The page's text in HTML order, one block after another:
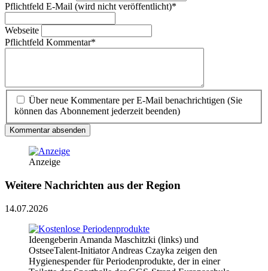
Pflichtfeld E-Mail (wird nicht veröffentlicht)*
Webseite
Pflichtfeld Kommentar*
Über neue Kommentare per E-Mail benachrichtigen (Sie
können das Abonnement jederzeit beenden)
Kommentar absenden
Anzeige
Weitere Nachrichten aus der Region
14.07.2026
Ideengeberin Amanda Maschitzki (links) und
OstseeTalent-Initiator Andreas Czayka zeigen den
Hygienespender für Periodenprodukte, der in einer